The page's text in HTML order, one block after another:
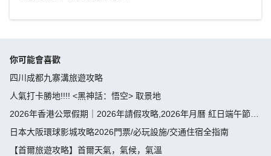
你可能會喜歡
四川成都九寨溝旅遊攻略
人氣打卡勝地!!!! <黑神話：悟空> 取景地
2026年香港公眾假期｜2026年請假攻略,2026年月曆 紅日端午節請
假攻略請4放9-public holiday 2026
日本大阪環球影城攻略2026門票/必玩設施/交通住宿全指南
【首爾旅遊攻略】首爾天氣，氣候，氣溫